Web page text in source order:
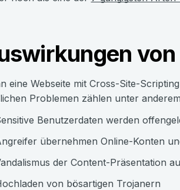
eine Webseite mit Cross-Site-
Problemen zählen unter
Benutzerdaten werden
übernehmen Online-Konten
der Content-Präsentation
von bösartigen Trojanern